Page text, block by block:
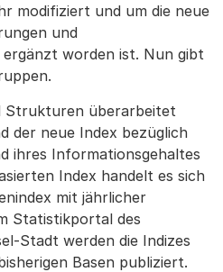
modifiziert und um die neue
und
ergänzt worden ist. Nun gibt
Strukturen überarbeitet
der neue Index bezüglich
ihres Informationsgehaltes
Index handelt es sich
mit jährlicher
Statistikportal des
Stadt werden die Indizes
Basen publiziert.